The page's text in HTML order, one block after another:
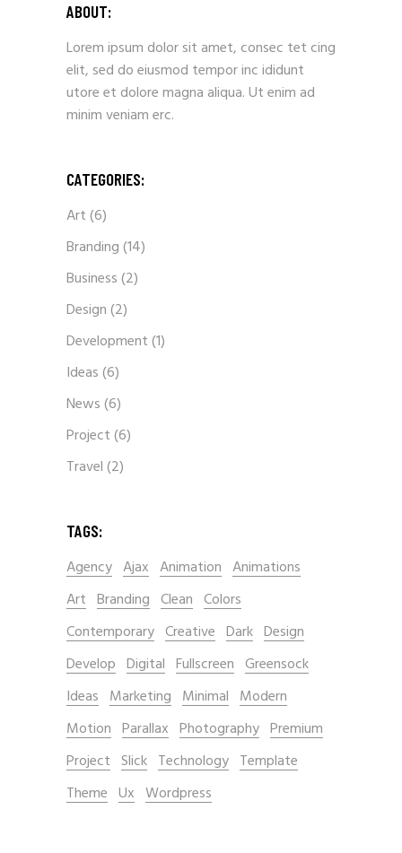
ABOUT:
Lorem ipsum dolor sit amet, consec tet cing
elit, sed do eiusmod tempor inc ididunt
utore et dolore magna aliqua. Ut enim ad
minim veniam erc.
CATEGORIES:
Art(6)
Branding(14)
Business(2)
Design(2)
Development(1)
Ideas(6)
News(6)
Project(6)
Travel(2)
TAGS:
Agency Ajax Animation Animations
Art Branding Clean Colors
Contemporary Creative Dark Design
Develop Digital Fullscreen Greensock
Ideas Marketing Minimal Modern
Motion Parallax Photography Premium
Project Slick Technology Template
Theme Ux Wordpress